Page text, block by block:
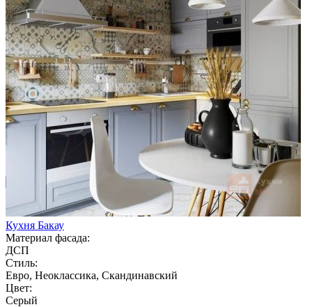
Кухня Бакау
Материал фасада:
ДСП
Стиль:
Евро, Неоклассика, Скандинавский
Цвет:
Серый